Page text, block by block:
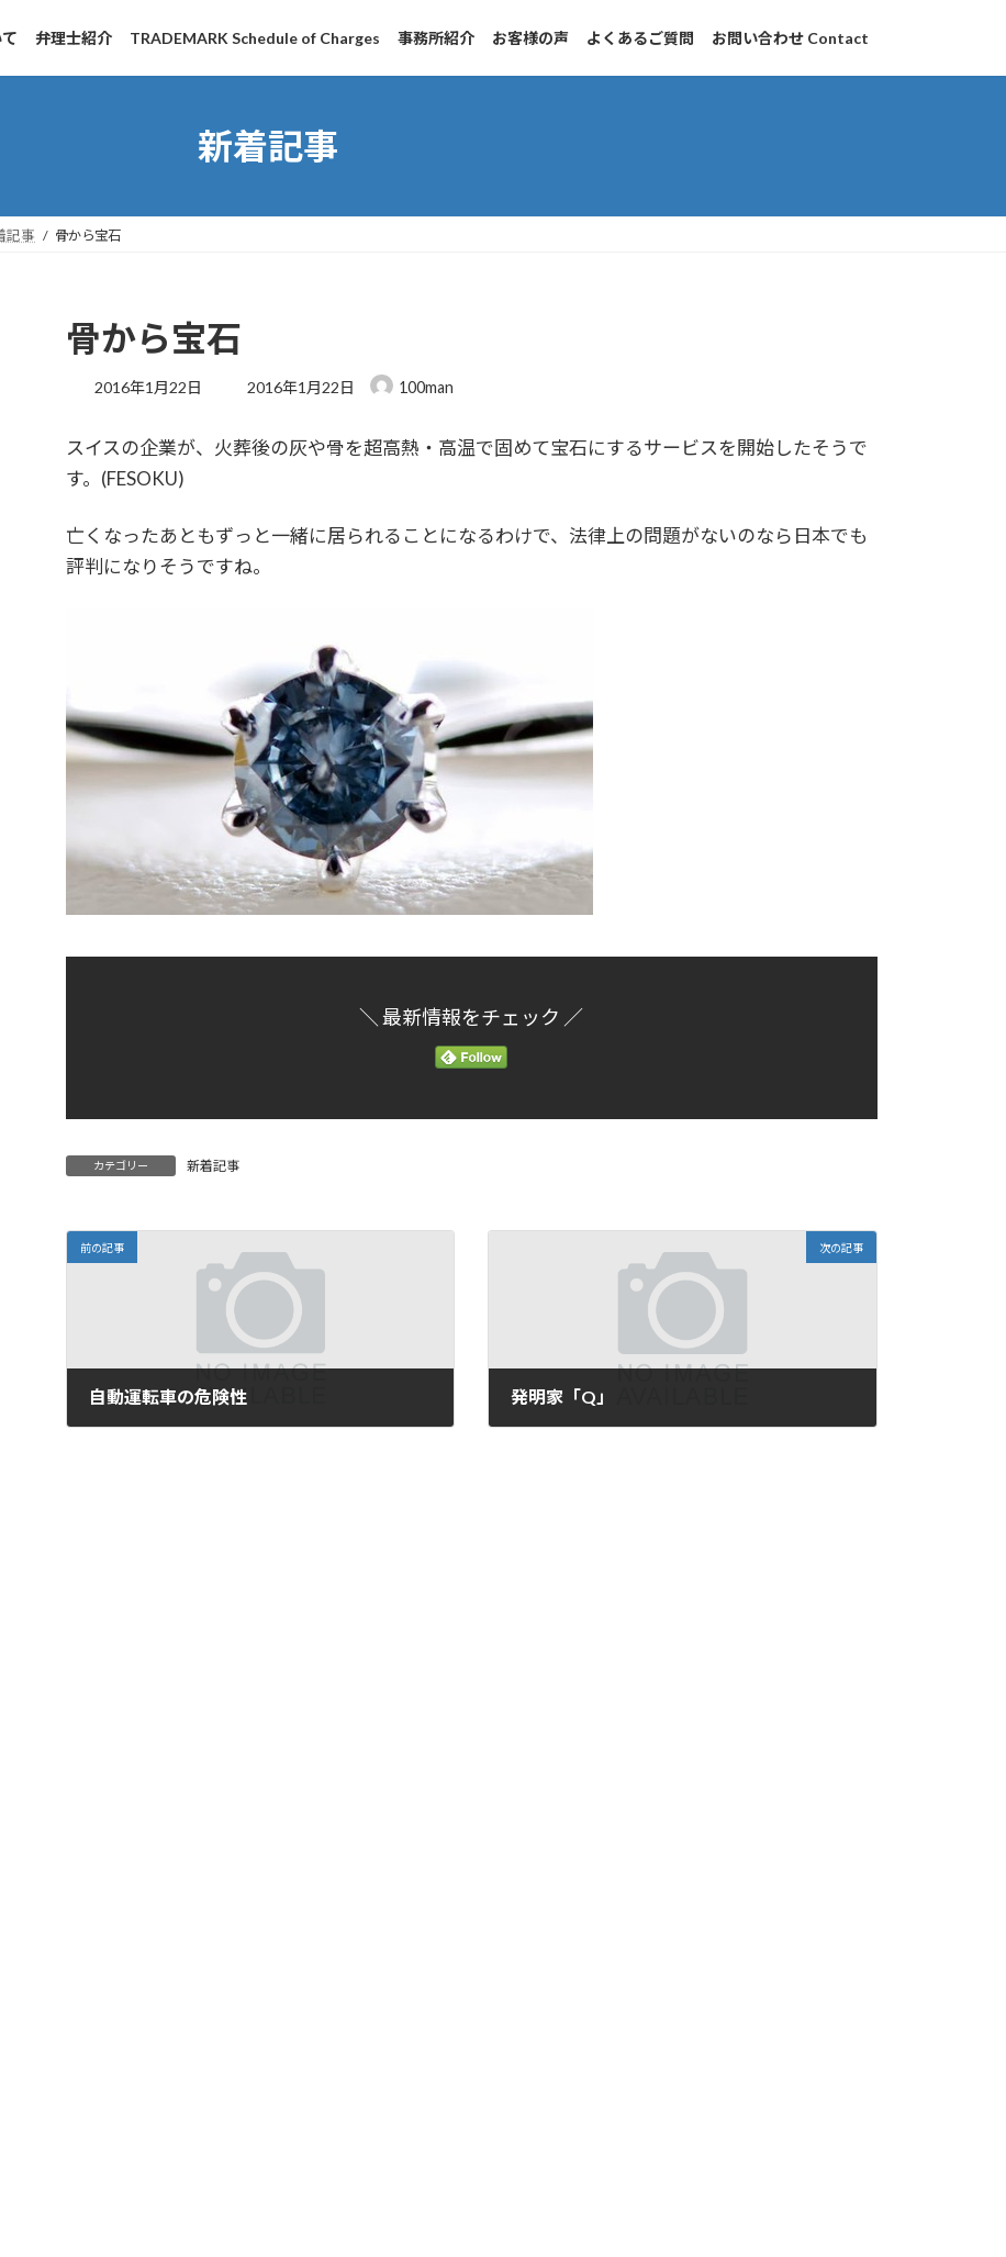
弁理士紹介 TRADEMARK Schedule of Charges 事務所紹介 お客様の声 よくあるご質問 お問い合わせ Contact
新着記事
記事 骨から宝石
骨から宝石
2016年1月22日
最
新
2016年1月22日 100man
スイスの企業が、火葬後の灰や骨を超高熱・高温で固めて宝石にするサービスを開始したそうで
す。(FESOKU)
亡くなったあともずっと一緒に居られることになるわけで、法律上の問題がないのなら日本でも
評判になりそうですね。
＼ 最新情報をチェック ／
カテゴリー 新着記事
前の記事
自動運転車の危険性
次の記事
発明家「Q」